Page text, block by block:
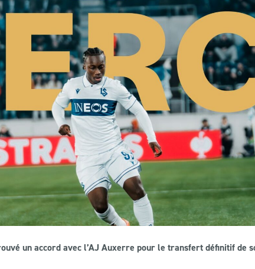
un accord avec l’AJ Auxerre pour le transfert définitif de